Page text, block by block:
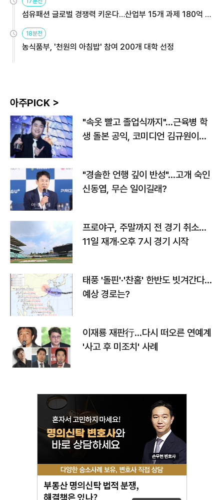
섬유패션 글로벌 경쟁력 키운다…산업부 15개 과제 180억 지
원
18분전
농식품부, '천원의 아침밥' 참여 200개 대학 선정
아주PICK >
"속옷 빨고 졸업식까지"…근육병 학
생 돌본 공익, 코미디언 김규원이었
"경솔한 언행 깊이 반성"…고개 숙인
신동엽, 무슨 일이길래?
프로야구, 주말까지 전 경기 취소…
11일 재개·오후 7시 경기 시작
태풍 '돌핀'·'찬홈' 한반도 빗겨간다…
예상 경로는?
이재룡 재판行…다시 떠오른 연예계
'사고 후 미조치' 사례